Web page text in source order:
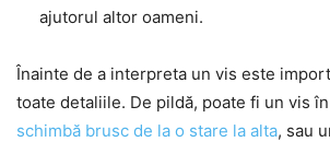
ajutorul altor oameni.
Înainte de a interpreta un vis este
toate detaliile. De pildă, poate fi un vis
schimbă brusc de la o stare la alta, sau